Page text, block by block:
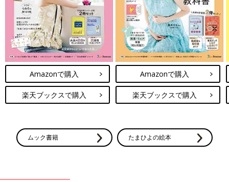
Amazonで購入
楽天ブックスで購入
Amazonで購入
楽天ブックスで購入
ムック書籍 たまひよの絵本